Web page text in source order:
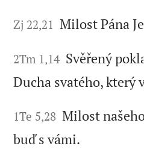
Zj 22,21 Milost Pána
2Tm 1,14 Svěřený
Ducha svatého, který
1Te 5,28 Milost
buď s vámi.